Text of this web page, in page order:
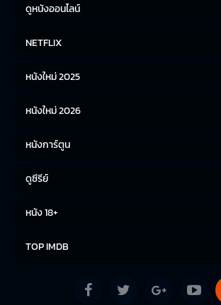
ดูหนังออนไลน์
หนังญี่ปุ่น
NETFLIX
หนังใหม่ 2025
หนังใหม่ 2026
หนังการ์ตูน
ดูซีรีย์
หนัง 18+
TOP IMDB